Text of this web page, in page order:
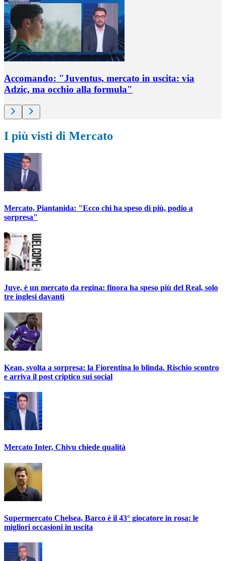
Accomando: "Juventus, mercato in uscita: via
Adzic, ma occhio alla formula"
I più visti di Mercato
Mercato, Piantanida: "Ecco chi ha speso di più, podio a
sorpresa"
Juve, è un mercato da regina: finora ha speso più del Real, solo
tre inglesi davanti
Kean, svolta a sorpresa: la Fiorentina lo blinda. Rischio scontro
e arriva il post criptico sui social
Mercato Inter, Chivu chiede qualità
Supermercato Chelsea, Barco è il 43° giocatore in rosa: le
migliori occasioni in uscita